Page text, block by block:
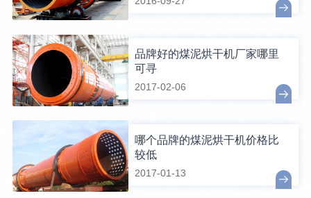
品牌好的煤泥烘干机厂家哪里
可寻
2017-02-06
哪个品牌的煤泥烘干机价格比
较低
2017-01-13